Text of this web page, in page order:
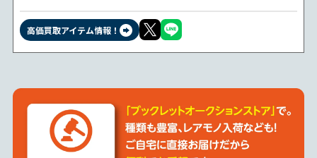
高価買取アイテム情報！